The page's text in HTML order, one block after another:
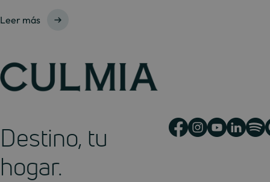
Leer más
Destino, tu
hogar.